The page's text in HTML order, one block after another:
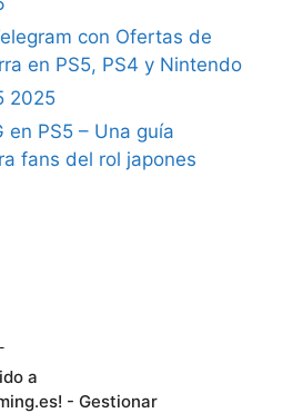
a
- Gestionar
con Ofertas de
en PS5, PS4 y Nintendo
2025
en PS5 – Una guía
fans del rol japones